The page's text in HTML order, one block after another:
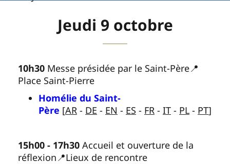
Jeudi 9 octobre
10h30 Messe présidée par le Saint-Père📍
Place Saint-Pierre
Homélie du Saint-
Père [AR - DE - EN - ES - FR - IT - PL - PT]
15h00 - 17h30 Accueil et ouverture de la
réflexion📍Lieux de rencontre